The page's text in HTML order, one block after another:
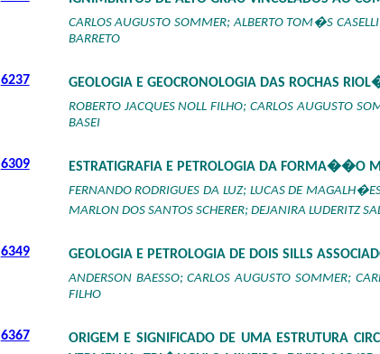
CARLOS AUGUSTO SOMMER; ALBERTO TOM�S
BARRETO
6237 GEOLOGIA E GEOCRONOLOGIA DAS ROCHAS
ROBERTO JACQUES NOLL FILHO; CARLOS AUGUSTO
BASEI
6309 ESTRATIGRAFIA E PETROLOGIA DA FORMA��O
FERNANDO RODRIGUES DA LUZ; LUCAS DE
MARLON DOS SANTOS SCHERER; DEJANIRA LUDERITZ
6349 GEOLOGIA E PETROLOGIA DE DOIS SILLS
ANDERSON BAESSO; CARLOS AUGUSTO SOMMER;
FILHO
6367
ORIGEM E SIGNIFICADO DE UMA ESTRUTURA